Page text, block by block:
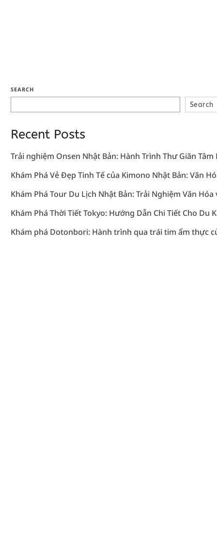
SEARCH
Search
Recent Posts
Trải nghiệm Onsen Nhật Bản: Hành Trình Thư Giãn Tâm
Khám Phá Vẻ Đẹp Tinh Tế của Kimono Nhật Bản: Văn
Khám Phá Tour Du Lịch Nhật Bản: Trải Nghiệm Văn Hóa
Khám Phá Thời Tiết Tokyo: Hướng Dẫn Chi Tiết Cho Du
Khám phá Dotonbori: Hành trình qua trái tim ẩm thực